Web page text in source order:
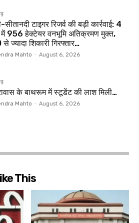
सीतानदी टाइगर रिजर्व की बड़ी कार्रवाई: 4
956 हेक्टेयर वनभूमि अतिक्रमण मुक्त,
ज्यादा शिकारी गिरफ्तार…
Mahto - August 6, 2026
के बाथरूम में स्टूडेंट की लाश मिली…
Mahto - August 6, 2026
This